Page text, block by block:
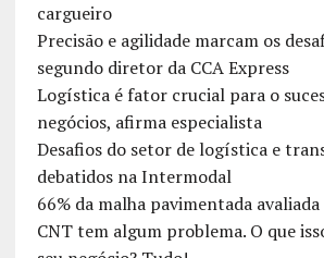
cargueiro
Precisão e agilidade marcam os
segundo diretor da CCA Express
Logística é fator crucial para o
negócios, afirma especialista
Desafios do setor de logística e
debatidos na Intermodal
66% da malha pavimentada
CNT tem algum problema. O que